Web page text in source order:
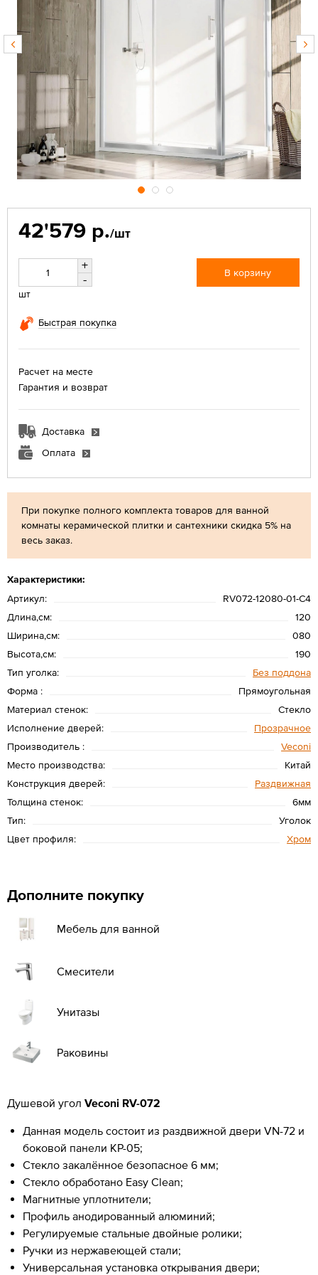
При покупке полного комплекта товаров для ванной
комнаты керамической плитки и сантехники скидка 5% на
весь заказ.
Характеристики:
Артикул:
RV072-12080-01-C4
Длина,см:
120
Ширина,см:
080
Высота,см:
190
Тип уголка:
Без поддона
Форма :
Прямоугольная
Материал стенок:
Стекло
Исполнение дверей:
Прозрачное
Производитель :
Veconi
Место производства:
Китай
Конструкция дверей:
Раздвижная
Толщина стенок:
6мм
Тип:
Уголок
Цвет профиля:
Хром
42'579 р./шт
+
-
шт
В корзину
Быстрая покупка
Расчет на месте
Гарантия и возврат
Доставка
Оплата
Дополните покупку
Мебель для ванной
Смесители
Унитазы
Раковины
Душевой угол Veconi RV-072
Данная модель состоит из раздвижной двери VN-72 и
боковой панели KP-05;
Стекло закалённое безопасное 6 мм;
Стекло обработано Easy Clean;
Магнитные уплотнители;
Профиль анодированный алюминий;
Регулируемые стальные двойные ролики;
Ручки из нержавеющей стали;
Универсальная установка открывания двери;